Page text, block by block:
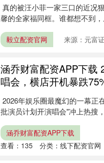
真的被汪小菲一家三口的近况
馨的全家福同框。谁都想不到
毅立配资官网 来源：元富
涵乔财富配资APP下载
唱会，横店开机暴跌
2026年娱乐圈最魔幻的一幕正
批演员计划开演唱会"冲上热搜
涵乔财富配资APP下载
查看： 135 分类： 线下配资官网